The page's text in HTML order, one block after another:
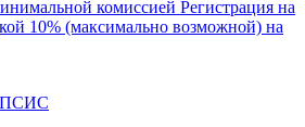
комиссией Регистрация на
10% (максимально возможной) на